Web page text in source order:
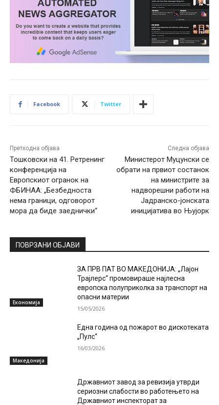
Facebook Twitter
Претходна објава
Тошковски на 41. Ретренинг
конференција на
Европскиот огранок на
ФБИНАА: „Безбедноста
нема граници, одговорот
мора да биде заеднички“
Следна објава
Министерот Муцунски се
обрати на првиот состанок
на министрите за
надворешни работи на
Јадранско-јонската
иницијатива во Њујорк
ПОВРЗАНИ ОБЈАВИ
Економија
ЗА ПРВ ПАТ ВО МАКЕДОНИЈА: „Лајон
Трајлерс“ промовираше најлесна
европска полуприколка за транспорт на
опасни материи
15/05/2026
Македонија
Една година од пожарот во дискотеката
„Пулс“
16/03/2026
Државниот завод за ревизија утврди
сериозни слабости во работењето на
Државниот инспекторат за